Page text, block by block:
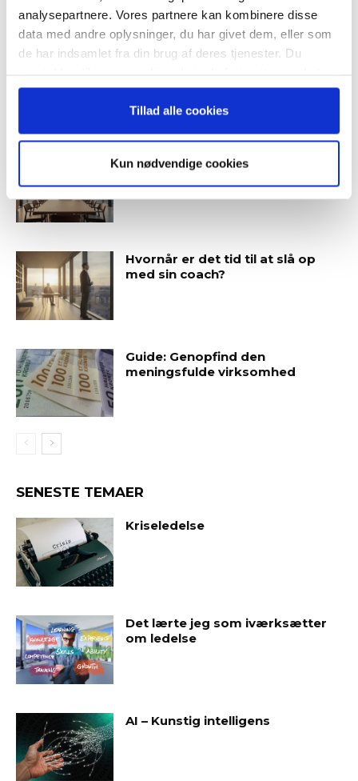
analysepartnere. Vores partnere kan kombinere disse
data med andre oplysninger, du har givet dem, eller som
de har indsamlet fra din brug af deres tjenester. Du
anvende vores hjemmeside.
Tillad alle cookies
Kun nødvendige cookies
SENESTE ARTIKLER
Guide: Seks regler for
Hvornår er det tid til at slå op
med sin coach?
Guide: Genopfind den
meningsfulde virksomhed
SENESTE TEMAER
Kriseledelse
Det lærte jeg som iværksætter
om ledelse
AI – Kunstig intelligens
Bestyrelsesguidens ugentlige nyhedsbrev samt
Tilmeld